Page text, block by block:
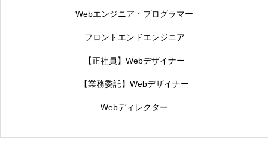
Webエンジニア・プログラマー
フロントエンドエンジニア
【正社員】Webデザイナー
【業務委託】Webデザイナー
Webディレクター